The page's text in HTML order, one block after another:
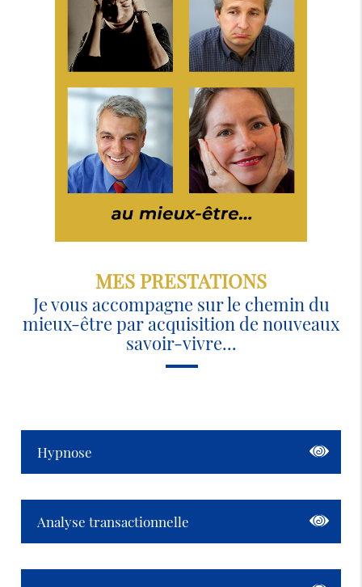
MES PRESTATIONS
Je vous accompagne sur le chemin du
mieux-être par acquisition de nouveaux
savoir-vivre...
Hypnose
Analyse transactionnelle